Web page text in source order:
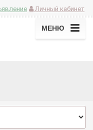
Личный кабинет
МЕНЮ